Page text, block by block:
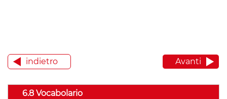
indietro Avanti
6.8 Vocabolario